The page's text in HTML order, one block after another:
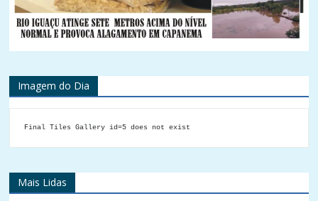
Imagem do Dia
Final Tiles Gallery id=5 does not exist
Mais Lidas